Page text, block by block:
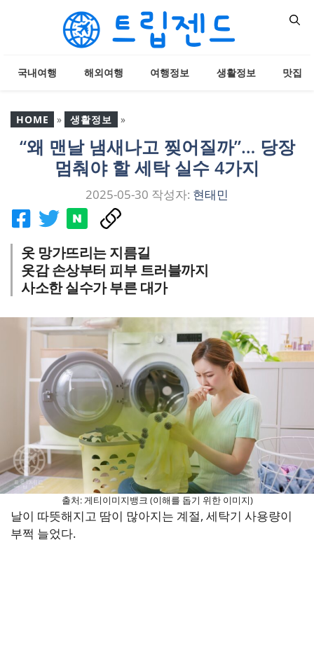
뛰
기
국내여행 해외여행 여행정보 생활정보 맛집
HOME » 생활정보 »
“왜 맨날 냄새나고 찢어질
까”… 당장 멈춰야 할 세탁
“왜 맨날 냄새나고 찢어질까”… 당장
멈춰야 할 세탁 실수 4가지
2025-05-30 작성자: 현태민
옷 망가뜨리는 지름길
옷감 손상부터 피부 트러블까지
사소한 실수가 부른 대가
출처: 게티이미지뱅크 (이해를 돕기 위한 이미지)
날이 따뜻해지고 땀이 많아지는 계절, 세탁기 사용량이
부쩍 늘었다.